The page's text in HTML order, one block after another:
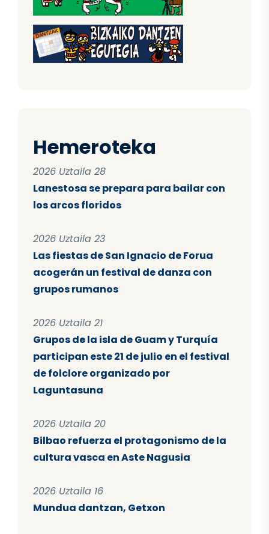
Hemeroteka
2026 Uztaila 28
Lanestosa se prepara para bailar con
los arcos floridos
2026 Uztaila 23
Las fiestas de San Ignacio de Forua
acogerán un festival de danza con
grupos rumanos
2026 Uztaila 21
Grupos de la isla de Guam y Turquía
participan este 21 de julio en el festival
de folclore organizado por
Laguntasuna
2026 Uztaila 20
Bilbao refuerza el protagonismo de la
cultura vasca en Aste Nagusia
2026 Uztaila 16
Mundua dantzan, Getxon